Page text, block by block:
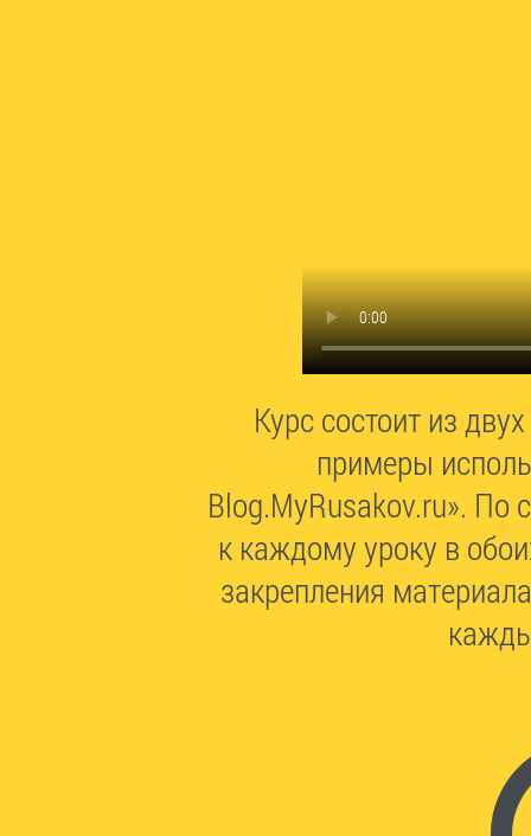
Курс состоит из
примеры
Blog.MyRusakov.ru». По
к каждому уроку в
закрепления